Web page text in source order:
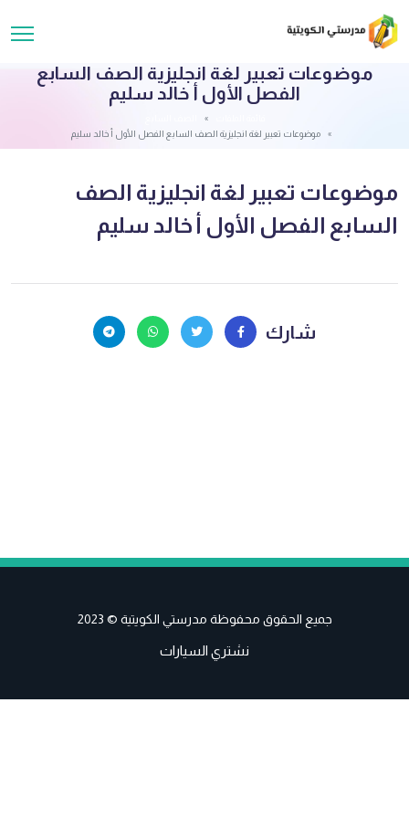
موضوعات تعبير لغة انجليزية الصف السابع
الفصل الأول أ خالد سليم
موضوعات تعبير لغة انجليزية الصف السابع الفصل الأول أ خالد سليم
موضوعات تعبير لغة انجليزية الصف
السابع الفصل الأول أ خالد سليم
شارك
جميع الحقوق محفوظة مدرستي الكويتية © 2023
نشتري السيارات